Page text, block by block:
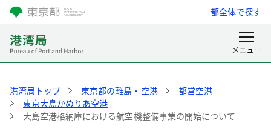
都全体で探す
港湾局トップ 東京都の離島・空港
都営空港
東京大島かめりあ空港
大島空港格納庫における航空機整備事業の開始について